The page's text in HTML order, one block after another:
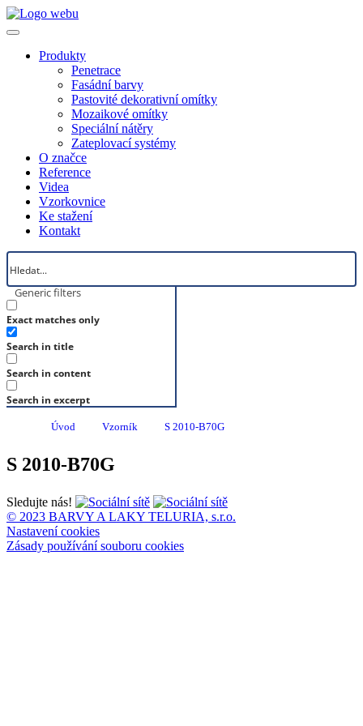
Produkty
Penetrace
Fasádní barvy
Pastovité dekorativní omítky
Mozaikové omítky
Speciální nátěry
Zateplovací systémy
O značce
Reference
Videa
Vzorkovnice
Ke stažení
Kontakt
Generic filters
Exact matches only
Search in title
Search in content
Search in excerpt
Úvod Vzorník S 2010-B70G
S 2010-B70G
Sledujte nás!
© 2023 BARVY A LAKY TELURIA, s.r.o.
Nastavení cookies
Zásady používání souboru cookies